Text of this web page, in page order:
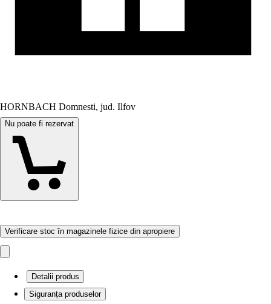
HORNBACH Domnesti, jud. Ilfov
Nu poate fi rezervat
Verificare stoc în magazinele fizice din apropiere
Detalii produs
Siguranța produselor